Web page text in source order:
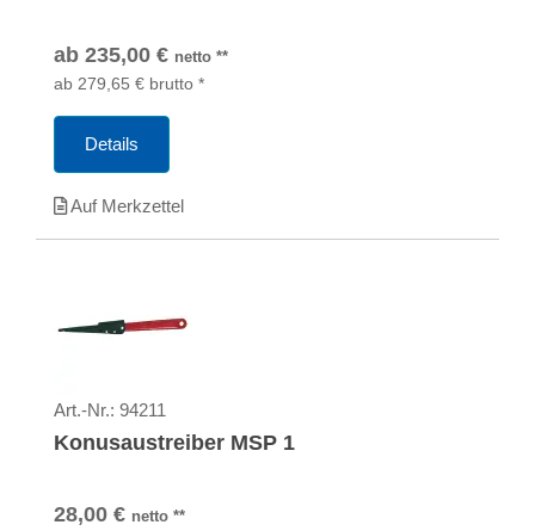
ab 235,00 € netto **
ab 279,65 € brutto *
Details
Auf Merkzettel
Art.-Nr.: 94211
Konusaustreiber MSP 1
28,00 € netto **